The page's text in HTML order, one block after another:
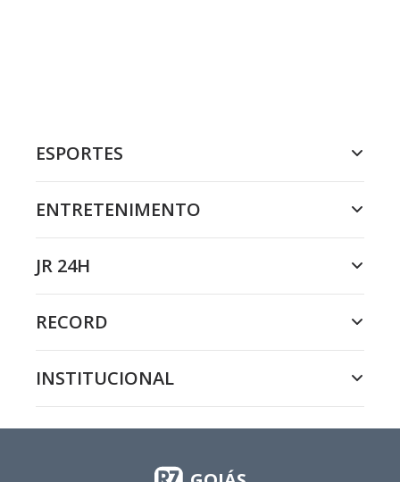
ESPORTES
ENTRETENIMENTO
JR 24H
RECORD
INSTITUCIONAL